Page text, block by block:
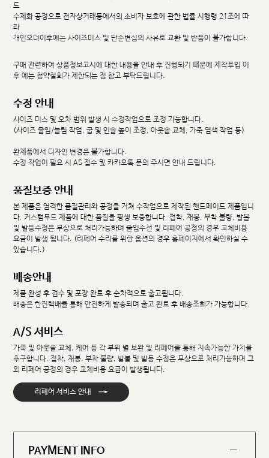
드
수제화 공정으로 전자상거래등에서의 소비자 보호에 관한 법률 시행령 21조에 따
라
개인오더이후에는 사이즈미스 및 단순변심의 사유로 교환 및 반품이 불가합니다.
구매 관련하여 상품정보고시에 대한 내용을 안내 후 진행되기 때문에 제작투입 이
후 에는 청약철회가 제한되는 점 참고 부탁드립니다.
수정 안내
사이즈 미스 및 오차 범위 발생 시 수정작업으로 조정 가능합니다.
(사이즈 줄임/늘림 작업, 굽 및 인솔 높이 조정, 아웃솔 교체, 가죽 염색 작업 등)
완제품에서 디자인 변경은 불가합니다.
수정 작업이 필요 시 AS 접수 및 카카오톡 문의 주시면 안내 드립니다.
품질보증 안내
본 제품은 엄격한 품질관리와 공정을 거쳐 수작업으로 제작된 핸드메이드 제품입니
다. 커스텀무드 제품에 대한 품질을 평생 보증합니다. 접착, 재봉, 부착 불량, 발볼
및 발등수정은 무상으로 처리가능하며 줄임수선 및 리페어 공정의 경우 교체비용
요금이 발생 됩니다. (리페어 수리를 위한 옵션의 경우 홈페이지에서 확인하실 수
있습니다.)
배송안내
제품 완성 후 검수 및 포장 완료 후 순차적으로 출고됩니다.
배송은 한진택배를 통해 안전하게 발송되며 출고 완료 후 배송조회가 가능합니다.
A/S 서비스
가죽 및 아웃솔 교체, 케어 등 각 부위 별 보완 및 리페어를 통해 지속가능한 가치를
추구합니다. 접착, 재봉, 부착 불량, 발볼 및 발등 수정은 무상으로 처리가능하며 그
외 리페어 공정의 경우 교체비용 요금이 발생됩니다.
리페어 서비스 안내 →
PAYMENT INFO